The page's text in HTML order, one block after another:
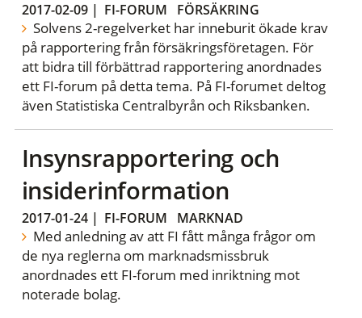
2017-02-09| FI-FORUM FÖRSÄKRING
Solvens 2-regelverket har inneburit ökade krav
på rapportering från försäkringsföretagen. För
att bidra till förbättrad rapportering anordnades
ett FI-forum på detta tema. På FI-forumet deltog
även Statistiska Centralbyrån och Riksbanken.
Insynsrapportering och
insiderinformation
2017-01-24| FI-FORUM MARKNAD
Med anledning av att FI fått många frågor om
de nya reglerna om marknadsmissbruk
anordnades ett FI-forum med inriktning mot
noterade bolag.